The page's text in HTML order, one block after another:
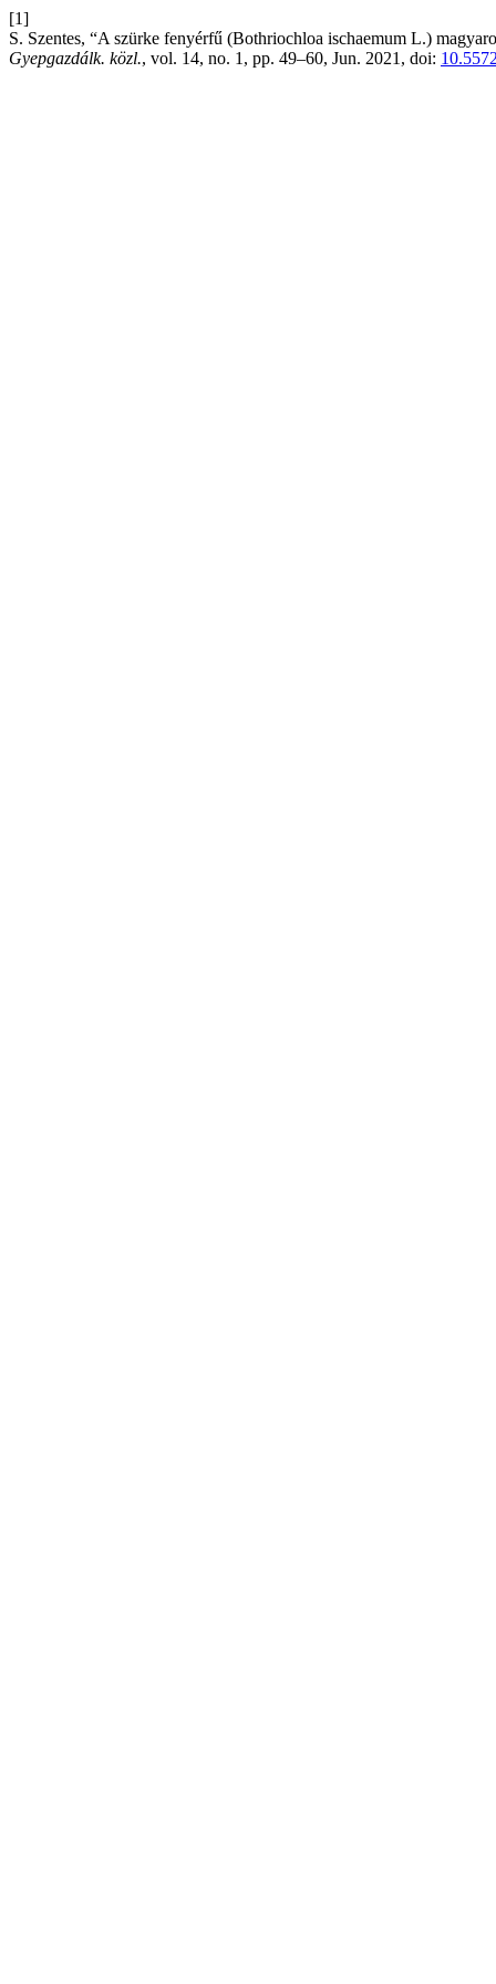
[1]
S. Szentes, “A szürke fenyérfű (Bothriochloa ischaemum L.)
Gyepgazdálk. közl., vol. 14, no. 1, pp. 49–60, Jun. 2021, doi: